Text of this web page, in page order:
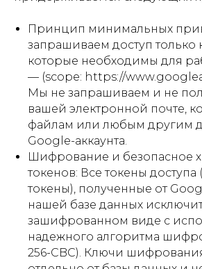
Принцип минимальных
запрашиваем доступ только
которые необходимы для
— (scope: https://
Мы не запрашиваем и не
вашей электронной почте,
файлам или любым другим
Google-аккаунта.
Шифрование и безопасное
токенов: Все токены доступа
токены), полученные от
нашей базе данных
зашифрованном виде с
надежного алгоритма
256-CBC). Ключи